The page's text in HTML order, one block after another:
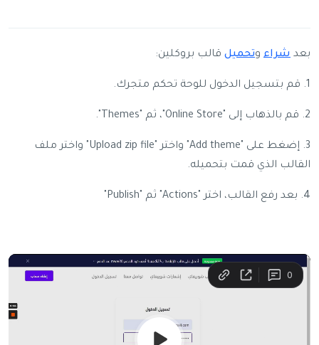
بعد شراء وتحميل قالب بروكلين:
1. قم بتسجيل الدخول للوحة تحكم متجرك.
2. قم بالذهاب إلى "Online Store"، ثم "Themes".
3. إضغط على "Add theme" واختر "Upload zip file" واختر ملف
القالب الذي قمت بتحميله.
4. بعد رفع القالب، اختر "Actions" ثم "Publish"